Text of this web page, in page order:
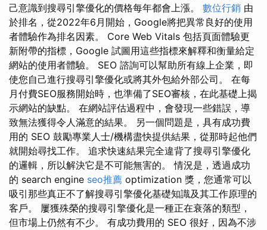
己意識到搜尋引擎優化的價格每年都會上漲。 數位行銷 由
於排名，從2022年6月開始，Google將把異常良好的使用
者體驗作為排名因素。 Core Web Vitals 包括頁面體驗更
新附帶的指標，Google 試圖用這些指標來解釋和衡量給定
網站的使用者體驗。 SEO 諮詢可以幫助所有線上企業，即
使您自己進行搜尋引擎優化或將其外包給外部公司。 在每
月付費SEO服務開始時，也準備了SEO審核，在此基礎上揭
示網站的缺點。 在網站評估過程中，會發現一些錯誤，導
致無法獲得令人滿意的結果。 另一個問題是，具有成功費
用的 SEO 鼓勵專業人士/機構盡快提供結果，從那時起他們
就開始尋找工作。 追求快速結果完全違背了搜尋引擎優化
的邏輯，所以解決它是不可能無害的。 情況是，透過成功
的 search engine seo推薦 optimization 獎，您通常可以
吸引那些真正不了解搜尋引擎優化基礎知識及其工作原理的
客戶。 屢獲殊榮的搜尋引擎優化是一種正在衰落的類型，
但市場上仍然有不少。 有成功費用的 SEO 很好，因為不涉